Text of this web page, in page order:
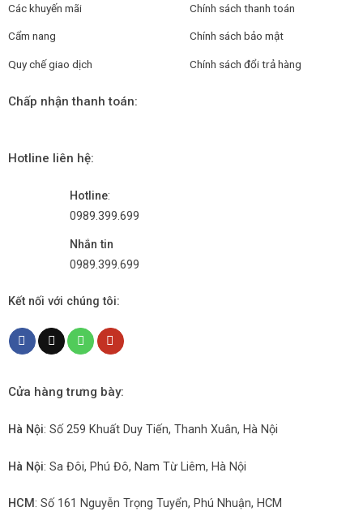
Các khuyến mãi
Cẩm nang
Quy chế giao dịch
Chấp nhận thanh toán:
Chính sách thanh toán
Chính sách bảo mật
Chính sách đổi trả hàng
Hotline liên hệ:
Hotline:
0989.399.699
Nhắn tin
0989.399.699
Kết nối với chúng tôi:
Cửa hàng trưng bày:
Hà Nội: Số 259 Khuất Duy Tiến, Thanh Xuân, Hà Nội
Hà Nội: Sa Đôi, Phú Đô, Nam Từ Liêm, Hà Nội
HCM: Số 161 Nguyễn Trọng Tuyển, Phú Nhuận, HCM